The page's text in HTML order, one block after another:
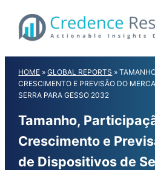
content
HOME »GLOBAL REPORTS »
CRESCIMENTO E PREVISÃO DO
SERRA PARA GESSO 2032
Tamanho,
Crescimento e
de Dispositivos de